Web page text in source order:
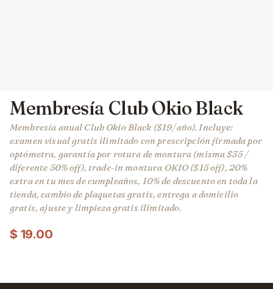
Membresía Club Okio Black
Membresía anual Club Okio Black ($19/año). Incluye:
examen visual gratis ilimitado con prescripción firmada por
optómetra, garantía por rotura de montura (misma $35 /
diferente 50% off), trade-in montura OKIO ($15 off), 20%
extra en tu mes de cumpleaños, 10% de descuento en toda la
tienda, cambio de plaquetas gratis, entrega a domicilio
gratis, ajuste y limpieza gratis ilimitado.
$ 19.00